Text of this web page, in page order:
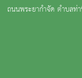
ถนนพระยากำจัด ตำบล